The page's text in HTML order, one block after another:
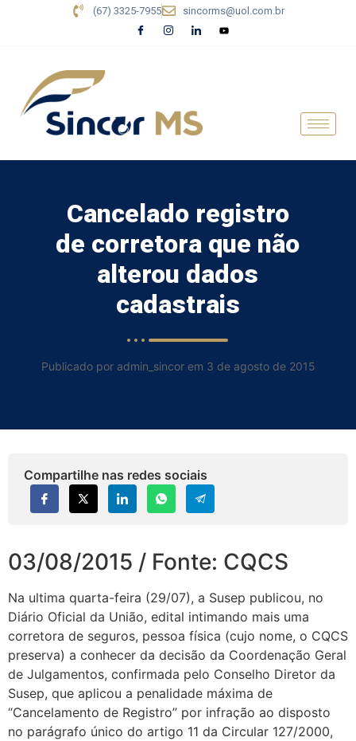
(67) 3325-7955 sincorms@uol.com.br
Cancelado registro
de corretora que não
alterou dados
cadastrais
Publicado por admin_sincor em 3 de agosto de 2015
Compartilhe nas redes sociais
03/08/2015 / Fonte: CQCS
Na ultima quarta-feira (29/07), a Susep publicou, no
Diário Oficial da União, edital intimando mais uma
corretora de seguros, pessoa física (cujo nome, o CQCS
preserva) a conhecer da decisão da Coordenação Geral
de Julgamentos, confirmada pelo Conselho Diretor da
Susep, que aplicou a penalidade máxima de
“Cancelamento de Registro” por infração ao disposto
no parágrafo único do artigo 11 da Circular 127/2000,